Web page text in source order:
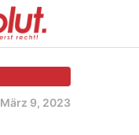
März 9, 2023